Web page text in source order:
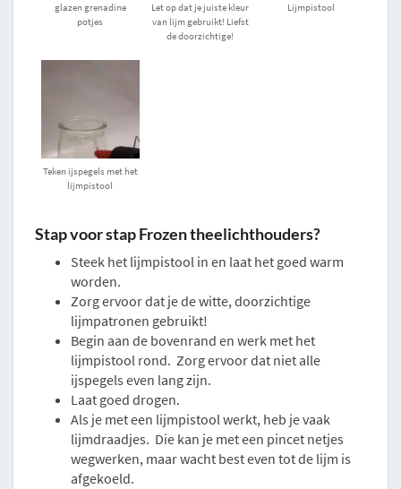
glazen grenadine
potjes
Let op dat je juiste kleur
van lijm gebruikt! Liefst
de doorzichtige!
Lijmpistool
Teken ijspegels met het
lijmpistool
Stap voor stap Frozen theelichthouders?
Steek het lijmpistool in en laat het goed warm
worden.
Zorg ervoor dat je de witte, doorzichtige
lijmpatronen gebruikt!
Begin aan de bovenrand en werk met het
lijmpistool rond. Zorg ervoor dat niet alle
ijspegels even lang zijn.
Laat goed drogen.
Als je met een lijmpistool werkt, heb je vaak
lijmdraadjes. Die kan je met een pincet netjes
wegwerken, maar wacht best even tot de lijm is
afgekoeld.